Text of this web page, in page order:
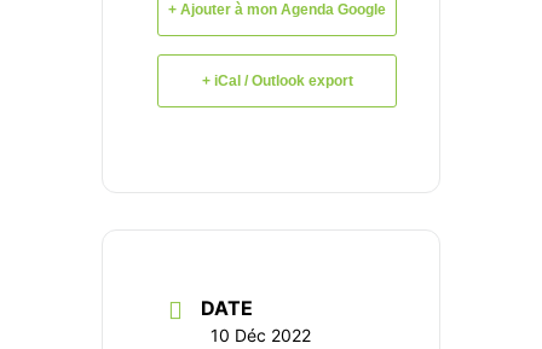
+ Ajouter à mon Agenda Google
+ iCal / Outlook export
DATE
10 Déc 2022